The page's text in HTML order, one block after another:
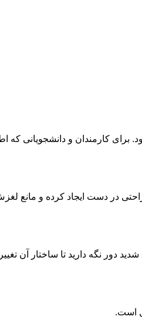
برای کارمندان و دانشجویانی
در دست ایجاد کرده و مانع
دور نگه دارید تا ساختار آن
است.